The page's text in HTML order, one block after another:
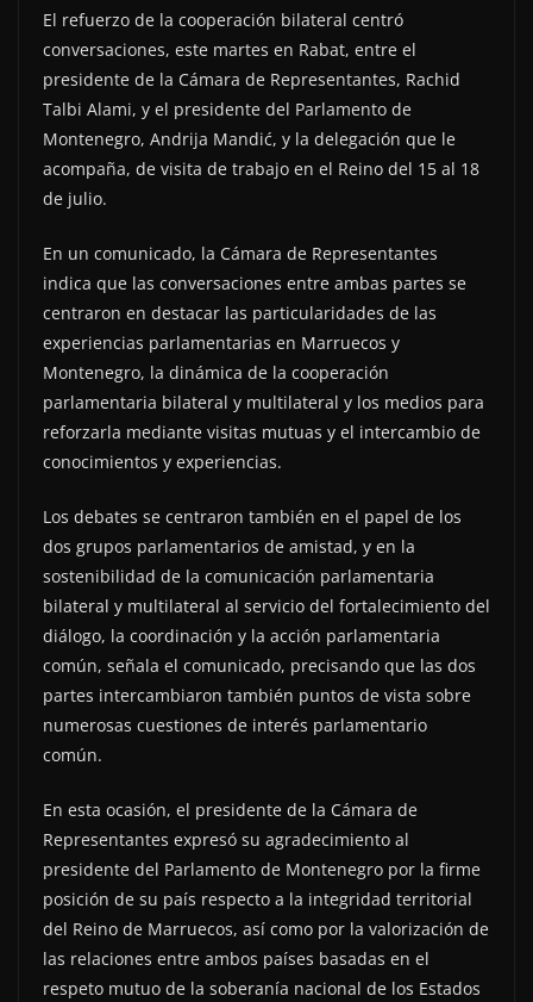
El refuerzo de la cooperación bilateral centró
conversaciones, este martes en Rabat, entre el
presidente de la Cámara de Representantes, Rachid
Talbi Alami, y el presidente del Parlamento de
Montenegro, Andrija Mandić, y la delegación que le
acompaña, de visita de trabajo en el Reino del 15 al 18
de julio.
En un comunicado, la Cámara de Representantes
indica que las conversaciones entre ambas partes se
centraron en destacar las particularidades de las
experiencias parlamentarias en Marruecos y
Montenegro, la dinámica de la cooperación
parlamentaria bilateral y multilateral y los medios para
reforzarla mediante visitas mutuas y el intercambio de
conocimientos y experiencias.
Los debates se centraron también en el papel de los
dos grupos parlamentarios de amistad, y en la
sostenibilidad de la comunicación parlamentaria
bilateral y multilateral al servicio del fortalecimiento del
diálogo, la coordinación y la acción parlamentaria
común, señala el comunicado, precisando que las dos
partes intercambiaron también puntos de vista sobre
numerosas cuestiones de interés parlamentario
común.
En esta ocasión, el presidente de la Cámara de
Representantes expresó su agradecimiento al
presidente del Parlamento de Montenegro por la firme
posición de su país respecto a la integridad territorial
del Reino de Marruecos, así como por la valorización de
las relaciones entre ambos países basadas en el
respeto mutuo de la soberanía nacional de los Estados